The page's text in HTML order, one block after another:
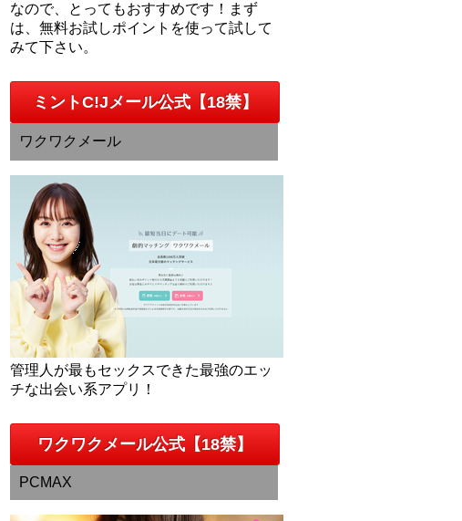
なので、とってもおすすめです！まず
は、無料お試しポイントを使って試して
みて下さい。
ミントC!Jメール公式【18禁】
ワクワクメール
管理人が最もセックスできた最強のエッ
チな出会い系アプリ！
ワクワクメール公式【18禁】
PCMAX